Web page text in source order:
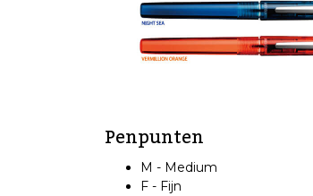
Penpunten
M - Medium
F - Fijn